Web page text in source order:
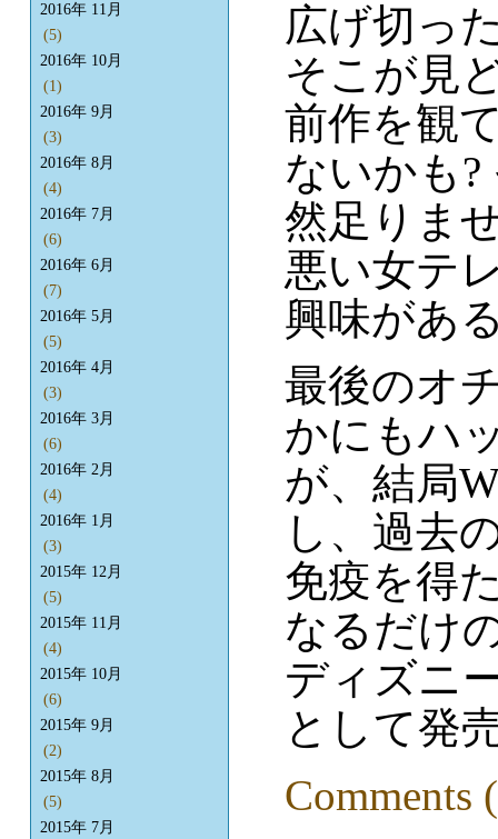
広げ切っ
そこが見
前作を観
ないかも
然足りま
悪い女テ
興味があ
最後のオ
かにもハ
が、結局
し、過去
免疫を得
なるだけ
ディズニ
として発
Comments
2016年 11月
(5)
2016年 10月
(1)
2016年 9月
(3)
2016年 8月
(4)
2016年 7月
(6)
2016年 6月
(7)
2016年 5月
(5)
2016年 4月
(3)
2016年 3月
(6)
2016年 2月
(4)
2016年 1月
(3)
2015年 12月
(5)
2015年 11月
(4)
2015年 10月
(6)
2015年 9月
(2)
2015年 8月
(5)
2015年 7月